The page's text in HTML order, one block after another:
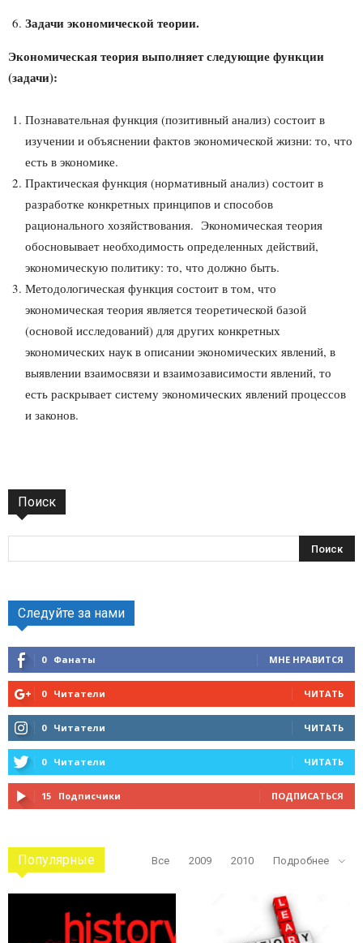
Задачи экономической теории.
Экономическая теория выполняет следующие функции
(задачи):
Познавательная функция (позитивный анализ) состоит в
изучении и объяснении фактов экономической жизни: то, что
есть в экономике.
Практическая функция (нормативный анализ) состоит в
разработке конкретных принципов и способов
рационального хозяйствования. Экономическая теория
обосновывает необходимость определенных действий,
экономическую политику: то, что должно быть.
Методологическая функция состоит в том, что
экономическая теория является теоретической базой
(основой исследований) для других конкретных
экономических наук в описании экономических явлений, в
выявлении взаимосвязи и взаимозависимости явлений, то
есть раскрывает систему экономических явлений процессов
и законов.
Поиск
Следуйте за нами
0 Фанаты МНЕ НРАВИТСЯ
0 Читатели ЧИТАТЬ
0 Читатели ЧИТАТЬ
0 Читатели ЧИТАТЬ
15 Подписчики ПОДПИСАТЬСЯ
Популярные Все 2009 2010 Подробнее